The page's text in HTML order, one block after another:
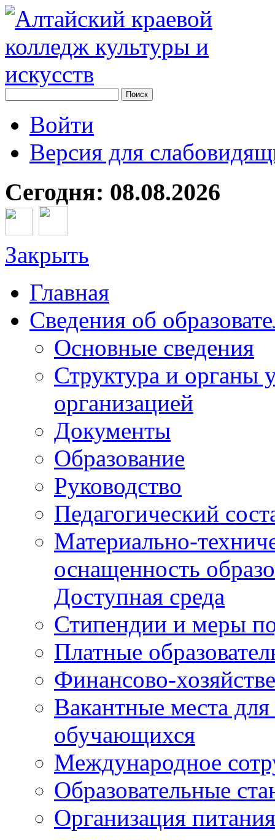
Войти
Версия для
Сегодня: 08.08.2026
Закрыть
Главная
Сведения об
Основные сведения
Структура и органы
организацией
Документы
Образование
Руководство
Педагогический
Материально-
оснащенность
Доступная среда
Стипендии и меры
Платные
Финансово-
Вакантные места
обучающихся
Международное
Образовательные
Организация